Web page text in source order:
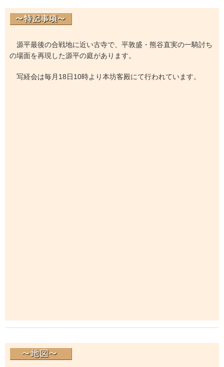
源平最後の合戦地に近い古寺で、平敦盛・熊谷直実の一騎討ち
の場面を再現した源平の庭があります。
写経会は毎月18日10時より本坊客殿にて行われています。